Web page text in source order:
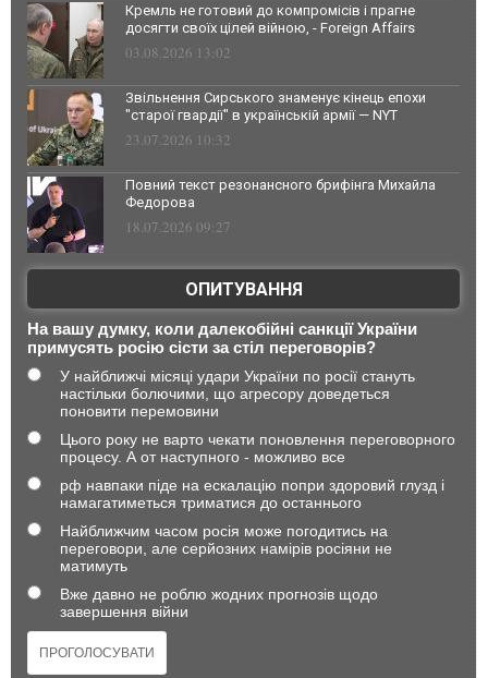
Кремль не готовий до компромісів і прагне
досягти своїх цілей війною, - Foreign Affairs
03.08.2026 13:02
Звільнення Сирського знаменує кінець епохи
"старої гвардії" в українській армії — NYT
23.07.2026 10:32
Повний текст резонансного брифінга Михайла
Федорова
18.07.2026 09:27
ОПИТУВАННЯ
На вашу думку, коли далекобійні санкції України
примусять росію сісти за стіл переговорів?
У найближчі місяці удари України по росії стануть
настільки болючими, що агресору доведеться
поновити перемовини
Цього року не варто чекати поновлення переговорного
процесу. А от наступного - можливо все
рф навпаки піде на ескалацію попри здоровий глузд і
намагатиметься триматися до останнього
Найближчим часом росія може погодитись на
переговори, але серйозних намірів росіяни не
матимуть
Вже давно не роблю жодних прогнозів щодо
завершення війни